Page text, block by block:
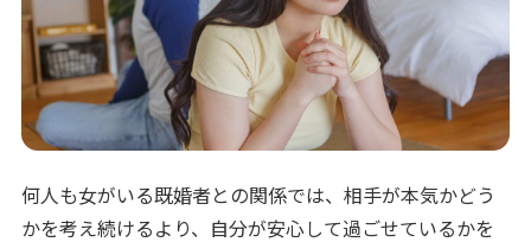
何人も女がいる既婚者との関係では、相手が本気かどう
かを考え続けるより、自分が安心して過ごせているかを